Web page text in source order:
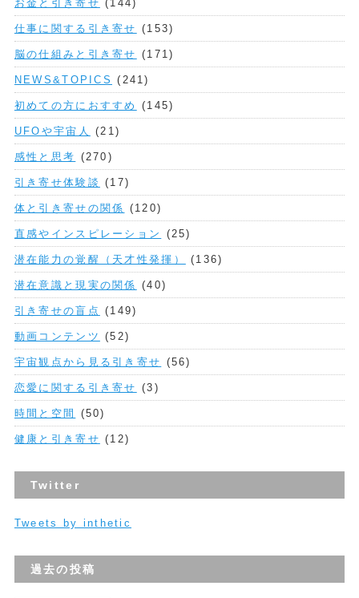
お金と引き寄せ (144)
仕事に関する引き寄せ (153)
脳の仕組みと引き寄せ (171)
NEWS&TOPICS (241)
初めての方におすすめ (145)
UFOや宇宙人 (21)
感性と思考 (270)
引き寄せ体験談 (17)
体と引き寄せの関係 (120)
直感やインスピレーション (25)
潜在能力の覚醒（天才性発揮） (136)
潜在意識と現実の関係 (40)
引き寄せの盲点 (149)
動画コンテンツ (52)
宇宙観点から見る引き寄せ (56)
恋愛に関する引き寄せ (3)
時間と空間 (50)
健康と引き寄せ (12)
Twitter
Tweets by inthetic
過去の投稿